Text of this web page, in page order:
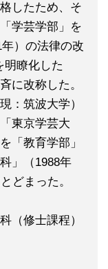
したため、そ
学芸学部」を
）の法律の改
明瞭化した
に改称した。
：筑波大学）
東京学芸大
「教育学部」
」（1988年
どまった。
（修士課程）